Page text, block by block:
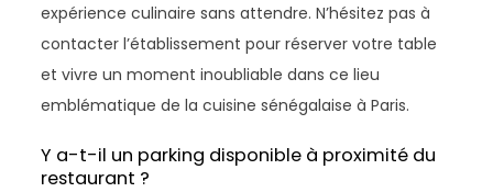
expérience culinaire sans attendre. N’hésitez pas à
contacter l’établissement pour réserver votre table
et vivre un moment inoubliable dans ce lieu
emblématique de la cuisine sénégalaise à Paris.
Y a-t-il un parking disponible à proximité du
restaurant ?